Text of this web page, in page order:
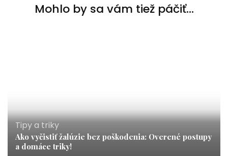
Mohlo by sa vám tiež páčiť...
Tipy a triky
Ako vyčistiť žalúzie bez poškodenia: Overené postupy
a domáce triky!